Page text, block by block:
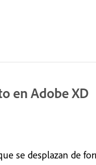
en Adobe XD
se desplazan de